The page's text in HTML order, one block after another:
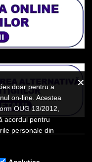
doar pentru a
on-line. Acestea
OUG 13/2012,
acordul pentru
personale din